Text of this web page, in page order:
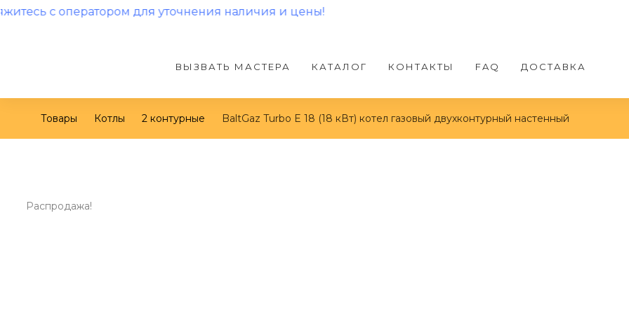
для уточнения наличия и цены!
ВЫЗВАТЬ МАСТЕРА КАТАЛОГ КОНТАКТЫ FAQ ДОСТАВКА
Товары Котлы 2 контурные BaltGaz Turbo E 18 (18 кВт) котел газовый двухконтурный настенный
Распродажа!